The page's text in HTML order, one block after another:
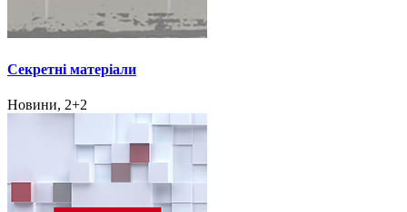
Секретні матеріали
Новини, 2+2